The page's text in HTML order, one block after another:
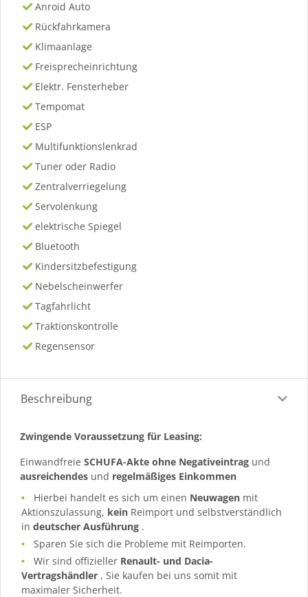
Anroid Auto
Rückfahrkamera
Klimaanlage
Freisprecheinrichtung
Elektr. Fensterheber
Tempomat
ESP
Multifunktionslenkrad
Tuner oder Radio
Zentralverriegelung
Servolenkung
elektrische Spiegel
Bluetooth
Kindersitzbefestigung
Nebelscheinwerfer
Tagfahrlicht
Traktionskontrolle
Regensensor
Beschreibung
Zwingende Voraussetzung für Leasing:
Einwandfreie SCHUFA-Akte ohne Negativeintrag und
ausreichendes und regelmäßiges Einkommen
Hierbei handelt es sich um einen Neuwagen mit
Aktionszulassung, kein Reimport und selbstverständlich
in deutscher Ausführung .
Sparen Sie sich die Probleme mit Reimporten.
Wir sind offizieller Renault- und Dacia-
Vertragshändler , Sie kaufen bei uns somit mit
maximaler Sicherheit.